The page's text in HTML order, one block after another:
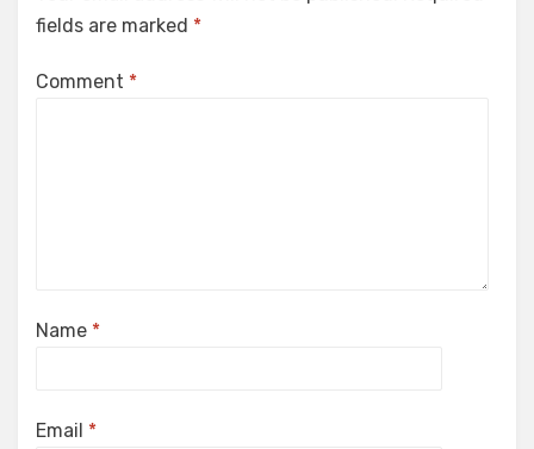
fields are marked *
Comment *
Name *
Email *